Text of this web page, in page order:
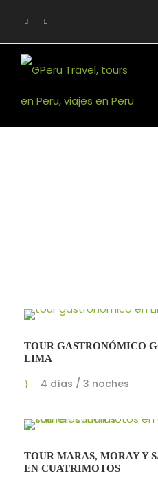
TOUR GASTRONÓMICO
LIMA
4 días / 3 noches
TOUR MARAS, MORAY Y
EN CUATRIMOTOS